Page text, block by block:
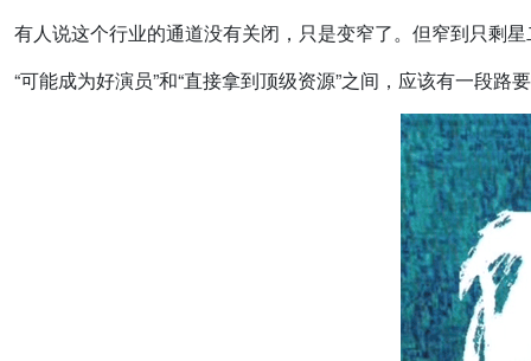
有人说这个行业的通道没有关闭，只是变窄了。但窄到只剩
“可能成为好演员”和“直接拿到顶级资源”之间，应该有一段